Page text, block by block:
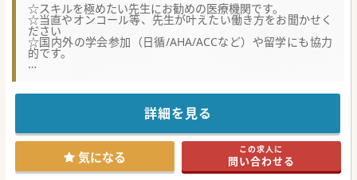
☆スキルを極めたい先生にお勧めの医療機関です。
☆当直やオンコール等、先生が叶えたい働き方をお聞かせく
ださい
☆国内外の学会参加（日循/AHA/ACCなど）や留学にも協力
的です。
クリニックから老健等の施設まで地域包括ケアシステムを構
今後がん治療にも力を入れていくなど、尚発展途上の病院で
す。
福利厚生も抜群です。
詳細を見る
気になる この求人に
問い合わせる